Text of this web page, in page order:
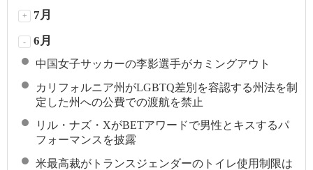
+ 7月
- 6月
中国女子サッカーの李影選手がカミングアウト
カリフォルニア州がLGBTQ差別を容認する州法を制
定した州への公費での渡航を禁止
リル・ナズ・XがBETアワードで男性とキスするパ
フォーマンスを披露
米最高裁がトランスジェンダーのトイレ使用制限は